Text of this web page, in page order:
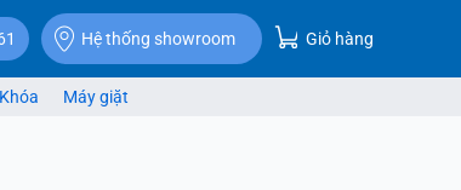
Hệ thống showroom Giỏ hàng
Khóa Máy giặt